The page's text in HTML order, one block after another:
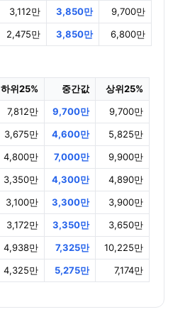
3,112만 3,850만
9,700만
2,475만 3,850만 6,800만
하위25% 중간값
상위25%
7,812만 9,700만
9,700만
3,675만 4,600만
5,825만
4,800만 7,000만
9,900만
3,350만 4,300만
4,890만
3,100만 3,300만
3,900만
3,172만 3,350만
3,650만
4,938만 7,325만
10,225만
4,325만 5,275만 7,174만